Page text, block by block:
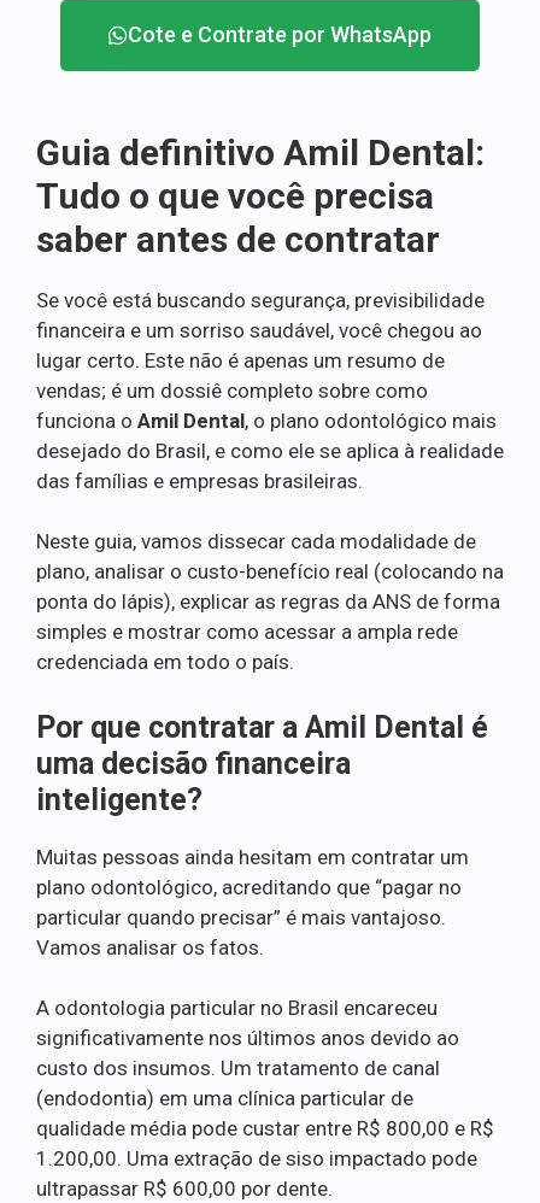
Cote e Contrate por WhatsApp
Guia definitivo Amil Dental:
Tudo o que você precisa
saber antes de contratar
Se você está buscando segurança, previsibilidade
financeira e um sorriso saudável, você chegou ao
lugar certo. Este não é apenas um resumo de
vendas; é um dossiê completo sobre como
funciona o Amil Dental, o plano odontológico mais
desejado do Brasil, e como ele se aplica à realidade
das famílias e empresas brasileiras.
Neste guia, vamos dissecar cada modalidade de
plano, analisar o custo-benefício real (colocando na
ponta do lápis), explicar as regras da ANS de forma
simples e mostrar como acessar a ampla rede
credenciada em todo o país.
Por que contratar a Amil Dental é
uma decisão financeira
inteligente?
Muitas pessoas ainda hesitam em contratar um
plano odontológico, acreditando que “pagar no
particular quando precisar” é mais vantajoso.
Vamos analisar os fatos.
A odontologia particular no Brasil encareceu
significativamente nos últimos anos devido ao
custo dos insumos. Um tratamento de canal
(endodontia) em uma clínica particular de
qualidade média pode custar entre R$ 800,00 e R$
1.200,00. Uma extração de siso impactado pode
ultrapassar R$ 600,00 por dente.